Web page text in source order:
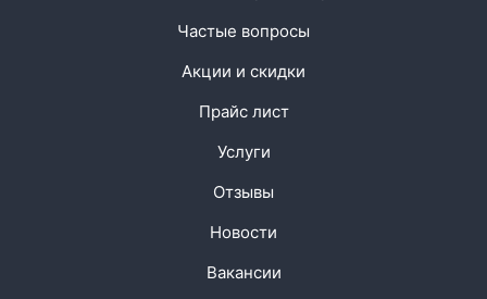
Частые вопросы
Акции и скидки
Прайс лист
Услуги
Отзывы
Новости
Вакансии